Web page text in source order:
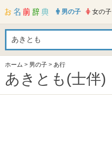
男の子 女の子
ホーム > 男の子 > あ行
あきとも(士伴)